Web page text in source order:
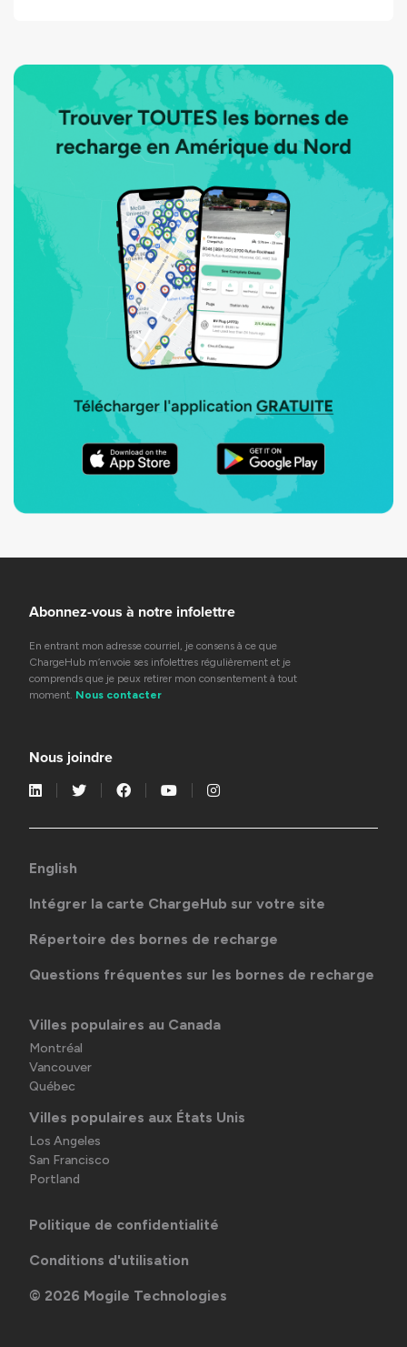
Abonnez-vous à notre infolettre
En entrant mon adresse courriel, je consens à ce que
ChargeHub m’envoie ses infolettres régulièrement et je
comprends que je peux retirer mon consentement à tout
moment. Nous contacter
Nous joindre
English
Intégrer la carte ChargeHub sur votre site
Répertoire des bornes de recharge
Questions fréquentes sur les bornes de recharge
Villes populaires au Canada
Montréal
Vancouver
Québec
Villes populaires aux États Unis
Los Angeles
San Francisco
Portland
Politique de confidentialité
Conditions d'utilisation
© 2026 Mogile Technologies